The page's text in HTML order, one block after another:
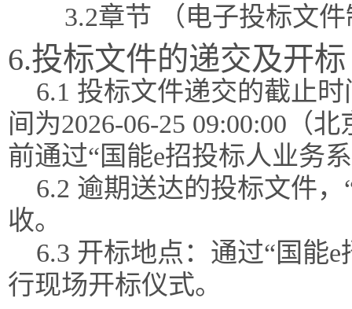
3.2章节 （电子投标文
6.投标文件的递交及开标
6.1 投标文件递交的截止
间为2026-06-25 09:00:00（
前通过“国能e招投标人业务
6.2 逾期送达的投标文件
收。
6.3 开标地点：通过“国能
行现场开标仪式。